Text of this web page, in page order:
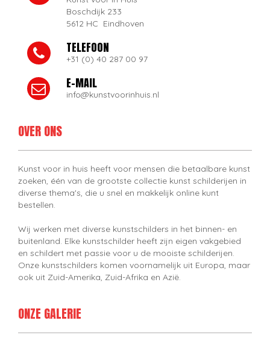
Boschdijk 233
5612 HC Eindhoven
TELEFOON
+31 (0) 40 287 00 97
E-MAIL
info@kunstvoorinhuis.nl
OVER ONS
Kunst voor in huis heeft voor mensen die betaalbare kunst
zoeken, één van de grootste collectie kunst schilderijen in
diverse thema's, die u snel en makkelijk online kunt
bestellen.
Wij werken met diverse kunstschilders in het binnen- en
buitenland. Elke kunstschilder heeft zijn eigen vakgebied
en schildert met passie voor u de mooiste schilderijen.
Onze kunstschilders komen voornamelijk uit Europa, maar
ook uit Zuid-Amerika, Zuid-Afrika en Azië.
ONZE GALERIE